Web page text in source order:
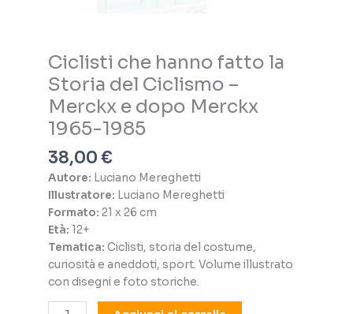
Ciclisti che hanno fatto la
Storia del Ciclismo –
Merckx e dopo Merckx
1965-1985
38,00€
Autore: Luciano Mereghetti
Illustratore: Luciano Mereghetti
Formato: 21 x 26 cm
Età: 12+
Tematica: Ciclisti, storia del costume,
curiosità e aneddoti, sport. Volume illustrato
con disegni e foto storiche.
Ciclisti